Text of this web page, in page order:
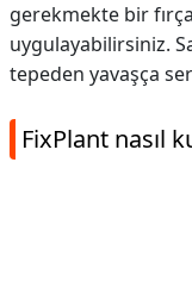
gerekmekte bir
uygulayabilirsiniz.
tepeden yavaşça
FixPlant nasıl